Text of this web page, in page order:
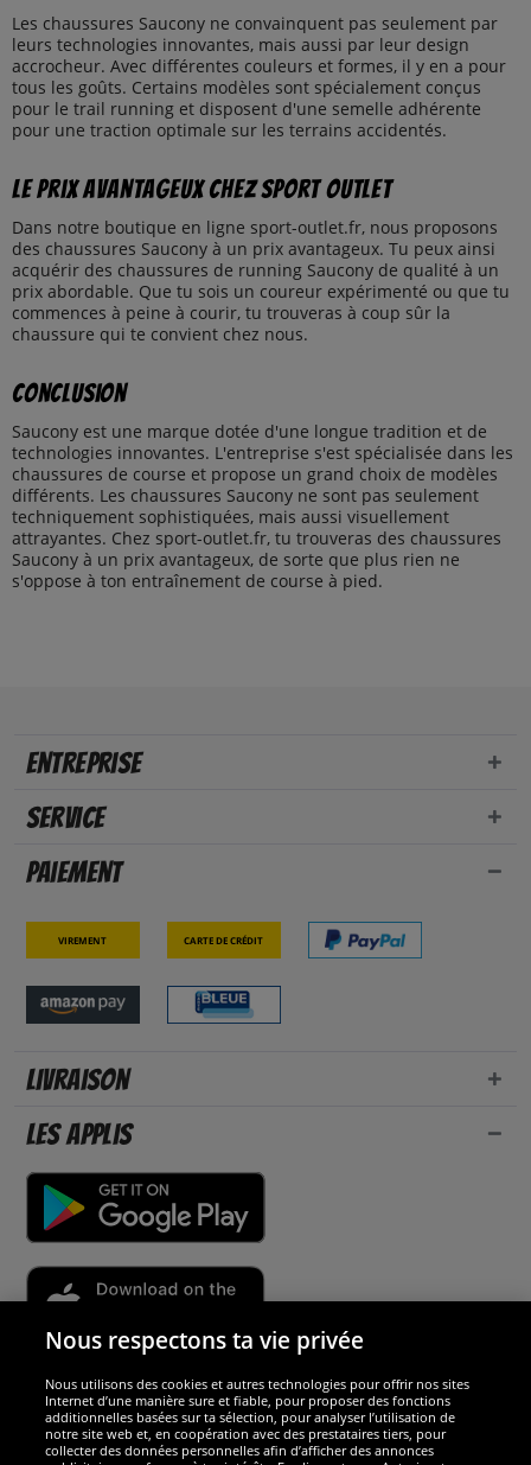
Les chaussures Saucony ne convainquent pas seulement par
leurs technologies innovantes, mais aussi par leur design
accrocheur. Avec différentes couleurs et formes, il y en a pour
tous les goûts. Certains modèles sont spécialement conçus
pour le trail running et disposent d'une semelle adhérente
pour une traction optimale sur les terrains accidentés.
Le prix avantageux chez Sport Outlet
Dans notre boutique en ligne sport-outlet.fr, nous proposons
des chaussures Saucony à un prix avantageux. Tu peux ainsi
acquérir des chaussures de running Saucony de qualité à un
prix abordable. Que tu sois un coureur expérimenté ou que tu
commences à peine à courir, tu trouveras à coup sûr la
chaussure qui te convient chez nous.
Conclusion
Saucony est une marque dotée d'une longue tradition et de
technologies innovantes. L'entreprise s'est spécialisée dans les
chaussures de course et propose un grand choix de modèles
différents. Les chaussures Saucony ne sont pas seulement
techniquement sophistiquées, mais aussi visuellement
attrayantes. Chez sport-outlet.fr, tu trouveras des chaussures
Saucony à un prix avantageux, de sorte que plus rien ne
s'oppose à ton entraînement de course à pied.
Entreprise
Service
Paiement
Virement Carte de crédit
Livraison
Les applis
Sécurité
Nous sommes excellents
Nous respectons ta vie privée
Nous utilisons des cookies et autres technologies pour offrir nos sites
Internet d’une manière sure et fiable, pour proposer des fonctions
additionnelles basées sur ta sélection, pour analyser l’utilisation de
notre site web et, en coopération avec des prestataires tiers, pour
collecter des données personnelles afin d’afficher des annonces